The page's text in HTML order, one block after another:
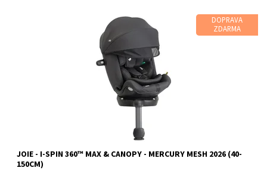
DOPRAVA
ZDARMA
Skladem
Značka: Joie
JOIE - I-SPIN 360™ MAX & CANOPY - MERCURY MESH 2026 (40-
150CM)